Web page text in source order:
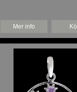
Mer info